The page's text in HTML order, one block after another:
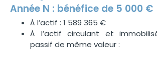
Année N : bénéfice de 5 000 €
À l’actif : 1 589 365 €
À l’actif circulant et
passif de même valeur :